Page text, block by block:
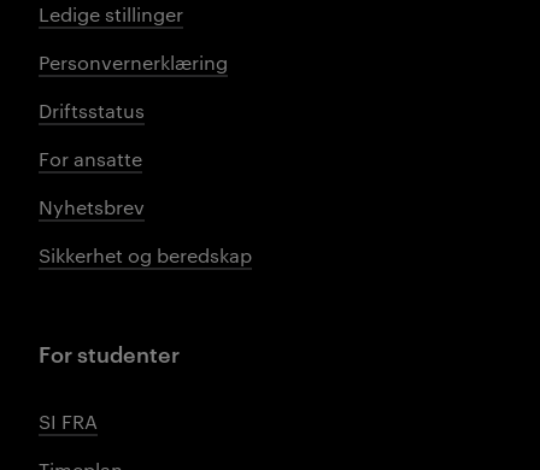
Ledige stillinger
Personvernerklæring
Driftsstatus
For ansatte
Nyhetsbrev
Sikkerhet og beredskap
For studenter
SI FRA